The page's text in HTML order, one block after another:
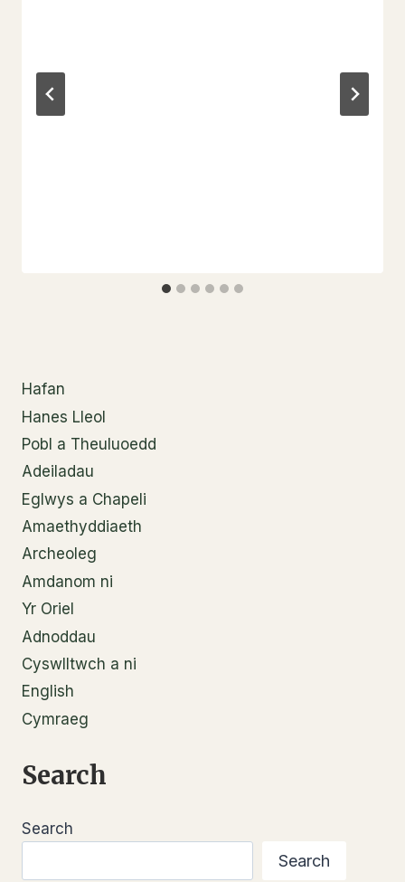
Hafan
Hanes Lleol
Pobl a Theuluoedd
Adeiladau
Eglwys a Chapeli
Amaethyddiaeth
Archeoleg
Amdanom ni
Yr Oriel
Adnoddau
Cyswlltwch a ni
English
Cymraeg
Search
Search
Search